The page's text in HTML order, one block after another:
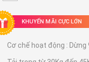
KHUYẾN MÃI CỰC LỚN
Cơ chế hoạt động : Dừng